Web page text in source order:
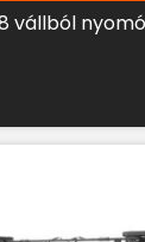
vállból